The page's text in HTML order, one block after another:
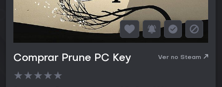
Comprar Prune PC Key Ver no Steam
★★★★★